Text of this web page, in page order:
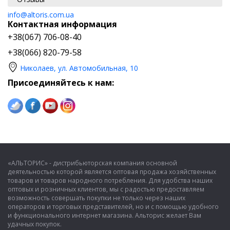
info@altoris.com.ua
Контактная информация
+38(067) 706-08-40
+38(066) 820-79-58
Николаев, ул. Автомобильная, 10
Присоединяйтесь к нам:
«АЛЬТОРИС» - дистрибьюторская компания основной
деятельностью которой является оптовая продажа хозяйственных
товаров и товаров народного потребления. Для удобства наших
оптовых и розничных клиентов, мы с радостью предоставляем
возможность совершать покупки не только через наших
операторов и торговых представителей, но и с помощью удобного
и функционального интернет магазина. Альторис желает Вам
удачных покупок.